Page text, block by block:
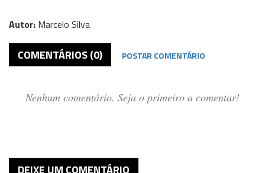
Autor: Marcelo Silva
COMENTÁRIOS (0) POSTAR COMENTÁRIO
Nenhum comentário. Seja o primeiro a comentar!
DEIXE UM COMENTÁRIO